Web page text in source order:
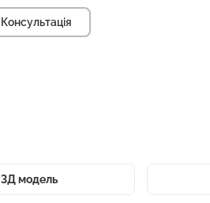
Консультація
3Д модель